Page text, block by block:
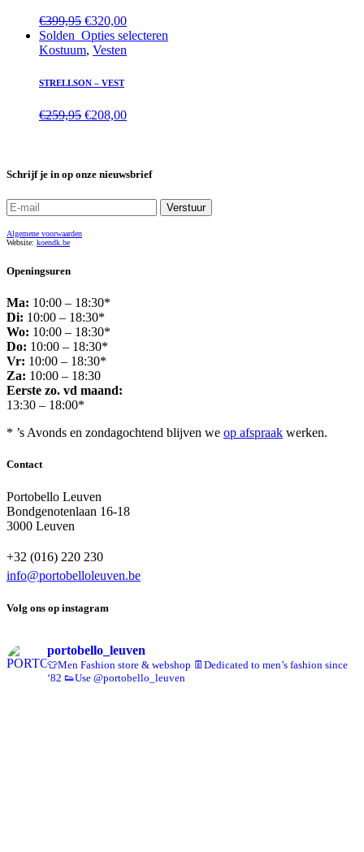
€399,95 €320,00
Solden Opties selecteren
Kostuum, Vesten
STRELLSON – VEST
€259,95 €208,00
Schrijf je in op onze nieuwsbrief
Algemene voorwaarden
Website: koendk.be
Openingsuren
Ma: 10:00 – 18:30*
Di: 10:00 – 18:30*
Wo: 10:00 – 18:30*
Do: 10:00 – 18:30*
Vr: 10:00 – 18:30*
Za: 10:00 – 18:30
Eerste zo. vd maand:
13:30 – 18:00*
* ’s Avonds en zondagochtend blijven we op afspraak werken.
Contact
Portobello Leuven
Bondgenotenlaan 16-18
3000 Leuven
+32 (016) 220 230
info@portobelloleuven.be
Volg ons op instagram
portobello_leuven
👕Men Fashion store & webshop 👖Dedicated to men’s fashion since
‘82 👟Use @portobello_leuven